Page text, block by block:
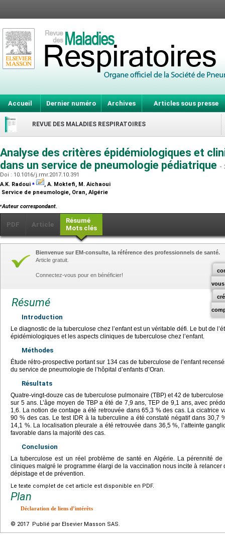
Accueil Dernier numéro Archives Articles sous presse
REVUE DES MALADIES RESPIRATOIRES
Analyse des critères épidémiologiques et
dans un service de pneumologie pédiatrique -
Doi : 10.1016/j.rmr.2017.10.391
A.K. Radoui ⁎
, A. Moktefi, M. Aichaoui
Service de pneumologie, Oran, Algérie
⁎Auteur correspondant.
PDF Article
Résumé
Mots clés
vous
Bienvenue sur EM-consulte, la référence des professionnels de santé.
Article gratuit.
Connectez-vous pour en bénéficier!
Résumé
Introduction
Le diagnostic de la tuberculose chez l’enfant est un véritable défi. Le but de
épidémiologiques et les aspects cliniques de tuberculose chez l’enfant.
Méthodes
Étude rétro-prospective portant sur 134 cas de tuberculose de l’enfant
du service de pneumologie de l’hôpital d’enfants d’Oran.
Résultats
Quatre-vingt-douze cas de tuberculose pulmonaire (TBP) et 42 de
sur 5 ans. L’âge moyen de TBP a été de 7,9 ans, TEP de 9,1 ans, avec
1,6. La notion de contage a été retrouvée dans 65,3 % des cas. La cicatrice
90 % des cas. Le test IDR à la tuberculine a été constaté négatif dans 30,7
14,1 %. La localisation pleurale a été retrouvée dans 36,5 %, l’atteinte
favorable dans la majorité des cas.
Conclusion
La tuberculose est un réel problème de santé en Algérie. La pérennité
cliniques malgré le programme élargi de la vaccination nous incite à relancer
dépistage et de prévention.
Le texte complet de cet article est disponible en PDF.
Plan
Déclaration de liens d’intérêts
© 2017 Publié par Elsevier Masson SAS.